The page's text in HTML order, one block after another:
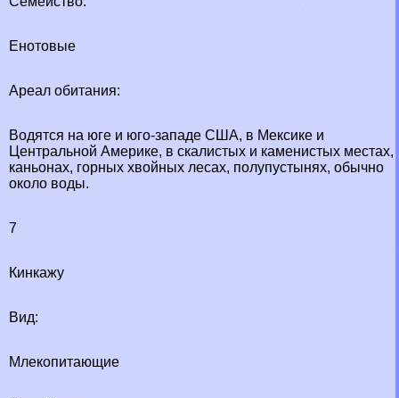
Енотовые
Ареал обитания:
Водятся на юге и юго-западе США, в Мексике и
Центральной Америке, в скалистых и каменистых местах,
каньонах, горных хвойных лесах, полупустынях, обычно
около воды.
7
Кинкажу
Вид:
Млекопитающие